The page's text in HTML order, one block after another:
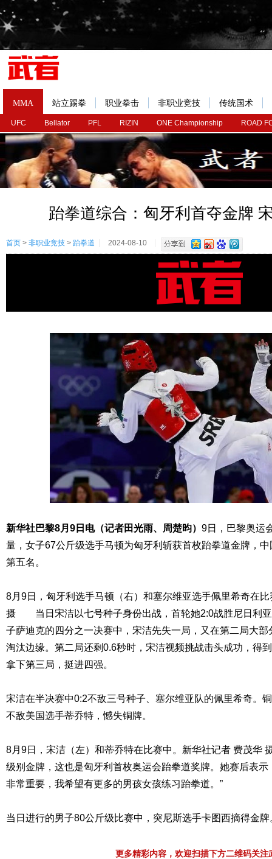
MMA
UFC Bellator PFL RIZIN ONE Championship ROAD
站立踢拳 职业拳击 非职业竞技 传统国术
跆拳道综合：匈牙利首夺金牌
首页 > 非职业竞技 > 跆拳道 2024-08-10
新华社巴黎8月9日电（记者田光雨、周楚昀） 9日，巴黎奥运
量，女子67公斤级选手马顿为匈牙利斩获首枚跆拳道金牌，
第五名。
8月9日，匈牙利选手马顿（右）和塞尔维亚选手佩里希奇在
摄 当日宋洁以七号种子身份出战，首轮她2:0战胜尼日利亚
子萨迪克的四分之一决赛中，宋洁先失一局，又在第二局大
淘汰边缘。第二局还剩0.6秒时，宋洁视频挑战击头成功，得
拿下第三局，挺进四强。
宋洁在半决赛中0:2不敌三号种子、塞尔维亚队的佩里希奇。
不敌美国选手蒂乔特，憾失铜牌。
8月9日，宋洁（左）和蒂乔特在比赛中。新华社记者 费茂
级别金牌，这也是匈牙利首枚奥运会跆拳道奖牌。她赛后表示
非常重要，我希望有更多的男孩女孩练习跆拳道。”
当日进行的男子80公斤级比赛中，突尼斯选手卡图西摘得金牌
更多精彩内容，欢迎扫描下方二维码关注